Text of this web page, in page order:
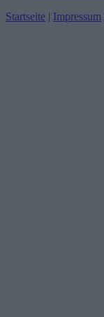
Startseite | Impressum